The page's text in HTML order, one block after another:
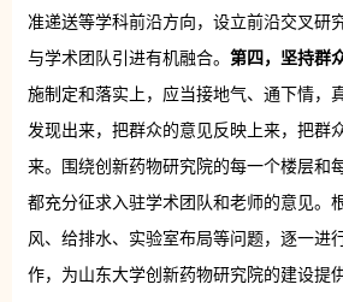
准递送等学科前沿方向，设立前沿交叉研
与学术团队引进有机融合。 第四，坚持群
施制定和落实上，应当接地气、通下情，
发现出来，把群众的意见反映上来，把群
来。围绕创新药物研究院的每一个楼层和
都充分征求入驻学术团队和老师的意见。
风、给排水、实验室布局等问题，逐一进
作，为山东大学创新药物研究院的建设提